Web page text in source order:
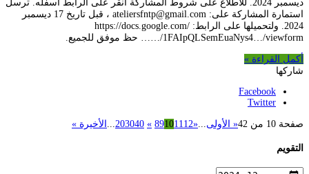
ديسمبر 2024. للاطلاع على شروط المشاركة أنقر على الرابط أسفله. ترسل
استمارة المشاركة على: ateliersfntp@gmail.com ، قبل تاريخ 17 ديسمبر
2024. ولتحميلها على الرابط: https://docs.google.com/
…/1FAIpQLSemEuaNys4…/viewform… حظ موفق للجميع.
أكمل القراءة »
شاركها
Facebook
Twitter
صفحة 10 من 42 « الأولى «
891011 12
»
203040 الأخيرة »
التقويم